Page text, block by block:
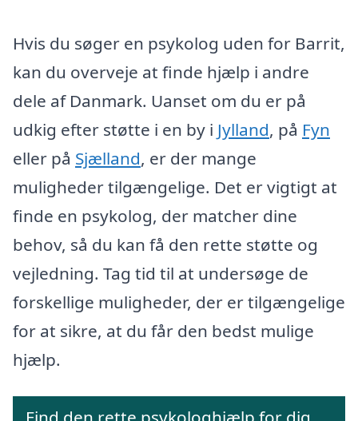
Hvis du søger en psykolog uden for Barrit,
kan du overveje at finde hjælp i andre
dele af Danmark. Uanset om du er på
udkig efter støtte i en by i Jylland, på Fyn
eller på Sjælland, er der mange
muligheder tilgængelige. Det er vigtigt at
finde en psykolog, der matcher dine
behov, så du kan få den rette støtte og
vejledning. Tag tid til at undersøge de
forskellige muligheder, der er tilgængelige
for at sikre, at du får den bedst mulige
hjælp.